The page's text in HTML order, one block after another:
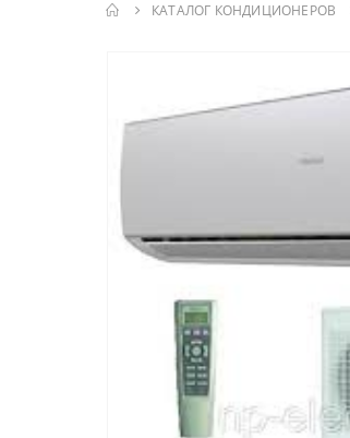
КАТАЛОГ КОНДИЦИОНЕРОВ